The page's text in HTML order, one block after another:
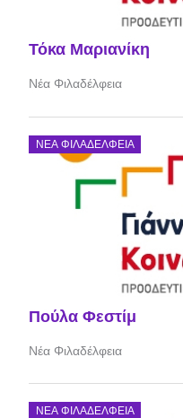
Τόκα Μαριανίκη
Νέα Φιλαδέλφεια
ΝΈΑ ΦΙΛΑΔΈΛΦΕΙΑ
Πούλα Φεστίμ
Νέα Φιλαδέλφεια
ΝΈΑ ΦΙΛΑΔΈΛΦΕΙΑ